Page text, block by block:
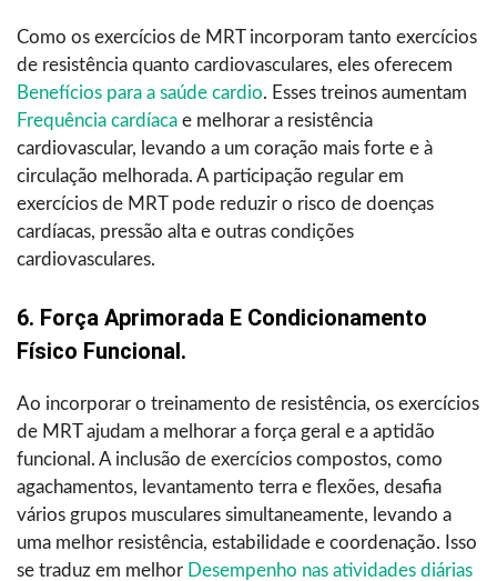
Como os exercícios de MRT incorporam tanto exercícios
de resistência quanto cardiovasculares, eles oferecem
Benefícios para a saúde cardio. Esses treinos aumentam
Frequência cardíaca e melhorar a resistência
cardiovascular, levando a um coração mais forte e à
circulação melhorada. A participação regular em
exercícios de MRT pode reduzir o risco de doenças
cardíacas, pressão alta e outras condições
cardiovasculares.
6. Força Aprimorada E Condicionamento
Físico Funcional.
Ao incorporar o treinamento de resistência, os exercícios
de MRT ajudam a melhorar a força geral e a aptidão
funcional. A inclusão de exercícios compostos, como
agachamentos, levantamento terra e flexões, desafia
vários grupos musculares simultaneamente, levando a
uma melhor resistência, estabilidade e coordenação. Isso
se traduz em melhor Desempenho nas atividades diárias